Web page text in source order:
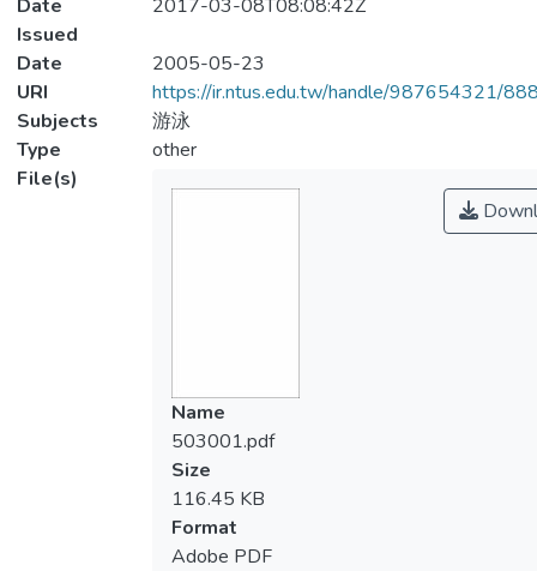
Date
Issued
2017-03-08T08:08:42Z
Date
2005-05-23
URI
https://ir.ntus.edu.tw/handle/987654321/
Subjects
游泳
Type
other
File(s)
Name
503001.pdf
Size
116.45 KB
Format
Adobe PDF